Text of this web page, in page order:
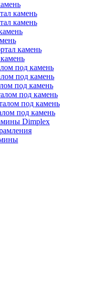
камень
камень
камень
под камень
под камень
под камень
под камень
под камень
под камень
Dimplex